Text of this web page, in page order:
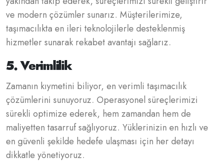
ve modern çözümler sunarız. Müşterilerimize,
taşımacılıkta en ileri teknolojilerle desteklenmiş
hizmetler sunarak rekabet avantajı sağlarız.
5. Verimlilik
Zamanın kıymetini biliyor, en verimli taşımacılık
çözümlerini sunuyoruz. Operasyonel süreçlerimizi
sürekli optimize ederek, hem zamandan hem de
maliyetten tasarruf sağlıyoruz. Yüklerinizin en hızlı ve
en güvenli şekilde hedefe ulaşması için her detayı
dikkatle yönetiyoruz.